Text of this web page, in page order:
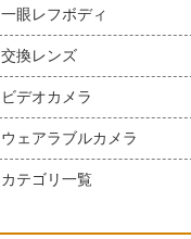
一眼レフボディ
交換レンズ
ビデオカメラ
ウェアラブルカメラ
カテゴリ一覧